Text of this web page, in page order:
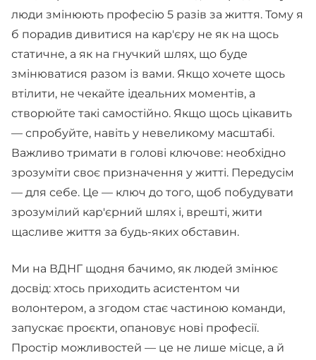
люди змінюють професію 5 разів за життя. Тому я
б порадив дивитися на кар'єру не як на щось
статичне, а як на гнучкий шлях, що буде
змінюватися разом із вами. Якщо хочете щось
втілити, не чекайте ідеальних моментів, а
створюйте такі самостійно. Якщо щось цікавить
— спробуйте, навіть у невеликому масштабі.
Важливо тримати в голові ключове: необхідно
зрозуміти своє призначення у житті. Передусім
— для себе. Це — ключ до того, щоб побудувати
зрозумілий кар'єрний шлях і, врешті, жити
щасливе життя за будь-яких обставин.
Ми на ВДНГ щодня бачимо, як людей змінює
досвід: хтось приходить асистентом чи
волонтером, а згодом стає частиною команди,
запускає проєкти, опановує нові професії.
Простір можливостей — це не лише місце, а й